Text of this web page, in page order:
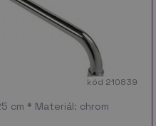
kód 210839
cm * Materiál: chrom